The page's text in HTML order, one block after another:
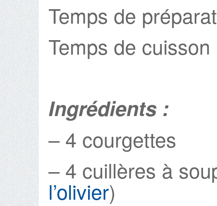
Temps de
Temps de
Ingrédients :
– 4 courgettes
– 4 cuillères à
l’olivier)